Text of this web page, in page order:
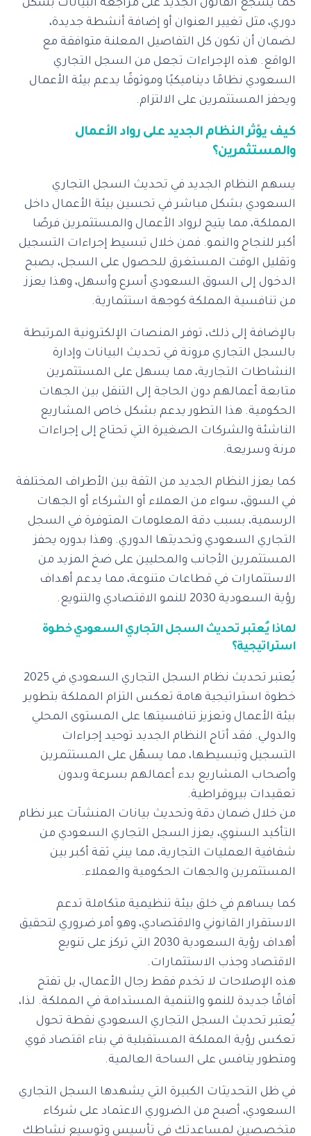
كما يُشجع القانون الجديد على مراجعة البيانات بشكل
دوري، مثل تغيير العنوان أو إضافة أنشطة جديدة،
لضمان أن تكون كل التفاصيل المعلنة متوافقة مع
الواقع. هذه الإجراءات تجعل من السجل التجاري
السعودي نظامًا ديناميكيًا وموثوقًا يدعم بيئة الأعمال
ويحفز المستثمرين على الالتزام.
كيف يؤثر النظام الجديد على رواد الأعمال
والمستثمرين؟
يسهم النظام الجديد في تحديث السجل التجاري
السعودي بشكل مباشر في تحسين بيئة الأعمال داخل
المملكة، مما يتيح لرواد الأعمال والمستثمرين فرصًا
أكبر للنجاح والنمو. فمن خلال تبسيط إجراءات التسجيل
وتقليل الوقت المستغرق للحصول على السجل، يصبح
الدخول إلى السوق السعودي أسرع وأسهل، وهذا يعزز
من تنافسية المملكة كوجهة استثمارية.
بالإضافة إلى ذلك، توفر المنصات الإلكترونية المرتبطة
بالسجل التجاري مرونة في تحديث البيانات وإدارة
النشاطات التجارية، مما يسهل على المستثمرين
متابعة أعمالهم دون الحاجة إلى التنقل بين الجهات
الحكومية. هذا التطور يدعم بشكل خاص المشاريع
الناشئة والشركات الصغيرة التي تحتاج إلى إجراءات
مرنة وسريعة.
كما يعزز النظام الجديد من الثقة بين الأطراف المختلفة
في السوق، سواء من العملاء أو الشركاء أو الجهات
الرسمية، بسبب دقة المعلومات المتوفرة في السجل
التجاري السعودي وتحديثها الدوري. وهذا بدوره يحفز
المستثمرين الأجانب والمحليين على ضخ المزيد من
الاستثمارات في قطاعات متنوعة، مما يدعم أهداف
رؤية السعودية 2030 للنمو الاقتصادي والتنويع.
‎لماذا يُعتبر تحديث السجل التجاري السعودي خطوة
استراتيجية؟
‎يُعتبر تحديث نظام السجل التجاري السعودي في 2025
خطوة استراتيجية هامة تعكس التزام المملكة بتطوير
بيئة الأعمال وتعزيز تنافسيتها على المستوى المحلي
والدولي. فقد أتاح النظام الجديد توحيد إجراءات
التسجيل وتبسيطها، مما يسهّل على المستثمرين
وأصحاب المشاريع بدء أعمالهم بسرعة وبدون
تعقيدات بيروقراطية.
‎من خلال ضمان دقة وتحديث بيانات المنشآت عبر نظام
التأكيد السنوي، يعزز السجل التجاري السعودي من
شفافية العمليات التجارية، مما يبني ثقة أكبر بين
المستثمرين والجهات الحكومية والعملاء.
كما يساهم في خلق بيئة تنظيمية متكاملة تدعم
الاستقرار القانوني والاقتصادي، وهو أمر ضروري لتحقيق
أهداف رؤية السعودية 2030 التي تركز على تنويع
الاقتصاد وجذب الاستثمارات.
‎هذه الإصلاحات لا تخدم فقط رجال الأعمال، بل تفتح
آفاقًا جديدة للنمو والتنمية المستدامة في المملكة. لذا،
يُعتبر تحديث السجل التجاري السعودي نقطة تحول
تعكس رؤية المملكة المستقبلية في بناء اقتصاد قوي
ومتطور ينافس على الساحة العالمية.
‎في ظل التحديثات الكبيرة التي يشهدها السجل التجاري
السعودي، أصبح من الضروري الاعتماد على شركاء
متخصصين لمساعدتك في تأسيس وتوسيع نشاطك